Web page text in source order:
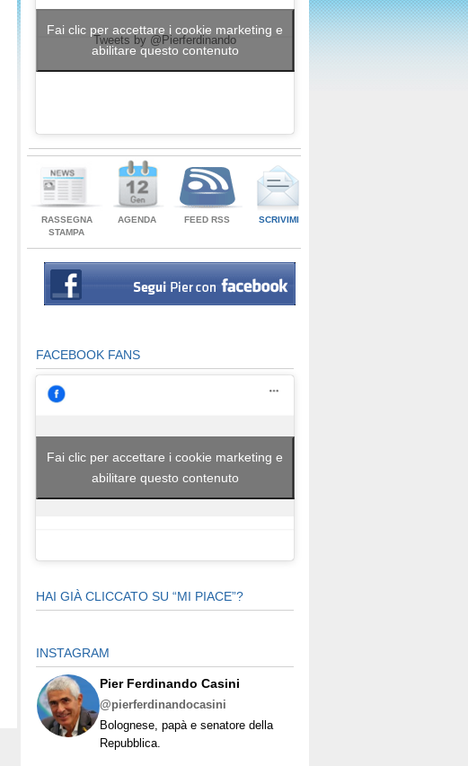
Tweets by @Pierferdinando
Fai clic per accettare i cookie marketing e
abilitare questo contenuto
RASSEGNA
STAMPA
AGENDA FEED RSS SCRIVIMI
FACEBOOK FANS
Fai clic per accettare i cookie marketing e
abilitare questo contenuto
HAI GIÀ CLICCATO SU “MI PIACE”?
INSTAGRAM
Pier Ferdinando Casini
@pierferdinandocasini
Bolognese, papà e senatore della
Repubblica.